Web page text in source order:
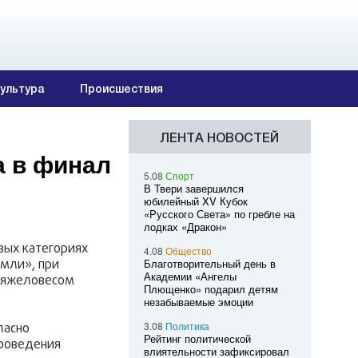
Происшествия
в финал
категориях
при
ЛЕНТА НОВОСТЕЙ
5.08 Спорт
В Твери завершился
юбилейный XV Кубок
«Русского Света» по гребле на
лодках «Дракон»
4.08 Общество
Благотворительный день в
Академии «Ангелы
Плющенко» подарил детям
незабываемые эмоции
3.08 Политика
Рейтинг политической
влиятельности зафиксировал